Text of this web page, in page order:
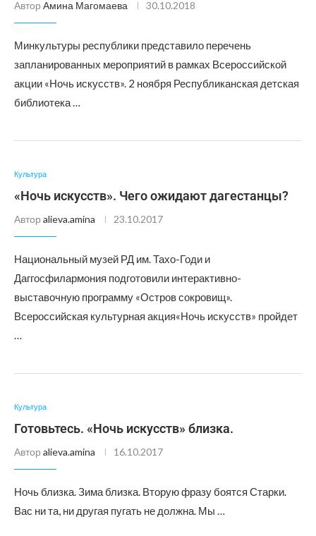
Автор Амина Магомаева 30.10.2018
Минкультуры республики представило перечень
запланированных мероприятий в рамках Всероссийской
акции «Ночь искусств». 2 ноября Республиканская детская
библиотека …
Культура
«Ночь искусств». Чего ожидают дагестанцы?
Автор alieva.amina 23.10.2017
Национальный музей РД им. Тахо-Годи и
Даггосфилармония подготовили интерактивно-
выставочную программу «Остров сокровищ».
Всероссийская культурная акция«Ночь искусств» пройдет
…
Культура
Готовьтесь. «Ночь искусств» близка.
Автор alieva.amina 16.10.2017
Ночь близка. Зима близка. Вторую фразу боятся Старки.
Вас ни та, ни другая пугать не должна. Мы …